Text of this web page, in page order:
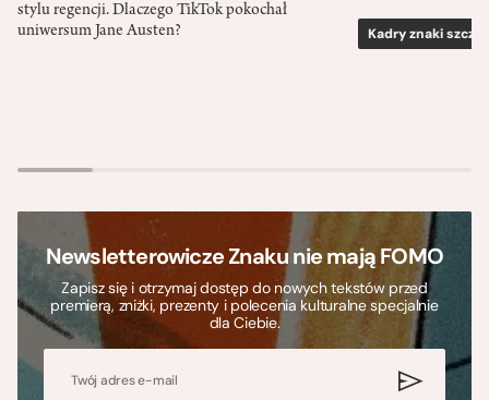
stylu regencji. Dlaczego TikTok pokochał
uniwersum Jane Austen?
Kadry znaki
Newsletterowicze Znaku nie mają FOMO
Zapisz się i otrzymaj dostęp do nowych tekstów przed
premierą, zniżki, prezenty i polecenia kulturalne specjalnie
dla Ciebie.